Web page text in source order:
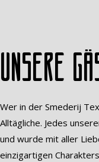
Unsere
Wer in der Smederij
Alltägliche. Jedes
und wurde mit aller
einzigartigen